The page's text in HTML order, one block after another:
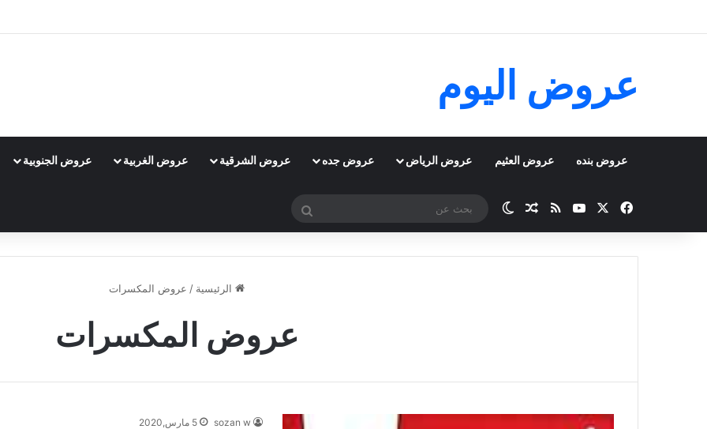
عروض اليوم
عروض بنده عروض العثيم عروض الرياض عروض جده عروض الشرقية عروض الغربية عروض الجنوبية
فيسبوك ‫YouTubeملخص الموقع RSS
مقال عشوائي
الوضع المظلم
بحث
الرئيسية / عروض المكسرات
عروض المكسرات
sozan w 5 مارس,2020